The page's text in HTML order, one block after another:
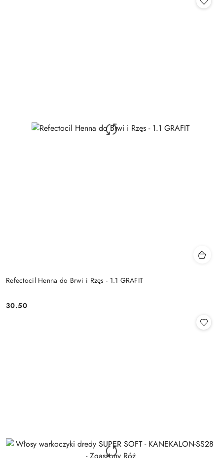
Refectocil Henna do Brwi i Rzęs - 1.1 GRAFIT
Cena:
30.50